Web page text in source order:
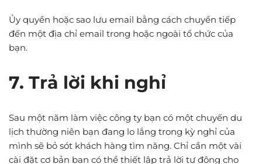
Ủy quyền hoặc sao lưu email bằng cách chuyển tiếp
đến một địa chỉ email trong hoặc ngoài tổ chức của
bạn.
7. Trả lời khi nghỉ
Sau một năm làm việc công ty bạn có một chuyến du
lịch thường niên bạn đang lo lắng trong kỳ nghỉ của
mình sẽ bỏ sót khách hàng tìm năng. Chỉ cần một vài
cài đặt cơ bản bạn có thể thiết lập trả lời tự động cho